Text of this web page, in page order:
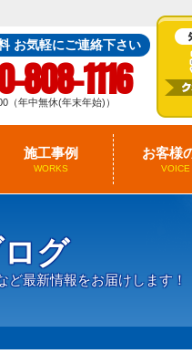
お気軽にご連絡下さい
808-1116
（年中無休(年末年始)）
施工事例
WORKS
お客様
VOICE
グ
最新情報をお届けします！